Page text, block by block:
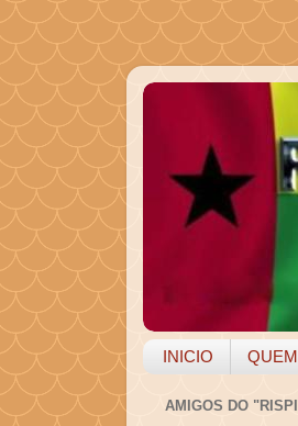
INICIO
AMIGOS DO